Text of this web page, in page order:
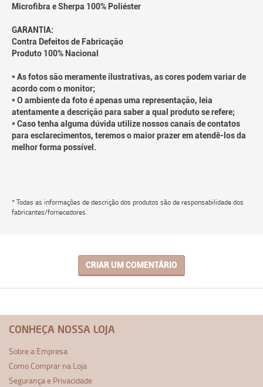
Microfibra e Sherpa 100% Poliéster
GARANTIA:
Contra Defeitos de Fabricação
Produto 100% Nacional
* As fotos são meramente ilustrativas, as cores podem variar de
acordo com o monitor;
* O ambiente da foto é apenas uma representação, leia
atentamente a descrição para saber a qual produto se refere;
* Caso tenha alguma dúvida utilize nossos canais de contatos
para esclarecimentos, teremos o maior prazer em atendê-los da
melhor forma possível.
* Todas as informações de descrição dos produtos são de responsabilidade dos
fabricantes/fornecedores.
CRIAR UM COMENTÁRIO
CONHEÇA NOSSA LOJA
Sobre a Empresa
Como Comprar na Loja
Segurança e Privacidade